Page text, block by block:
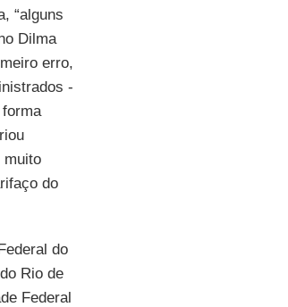
“alguns
Dilma
erro,
-
muito
do
do
Rio de
Federal